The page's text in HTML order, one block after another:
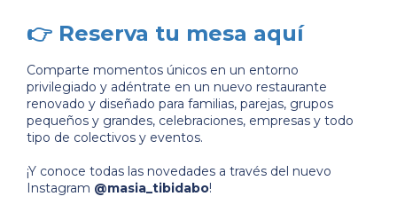
👉 Reserva tu mesa aquí
Comparte momentos únicos en un entorno
privilegiado y adéntrate en un nuevo restaurante
renovado y diseñado para familias, parejas, grupos
pequeños y grandes, celebraciones, empresas y todo
tipo de colectivos y eventos.
¡Y conoce todas las novedades a través del nuevo
Instagram @masia_tibidabo!